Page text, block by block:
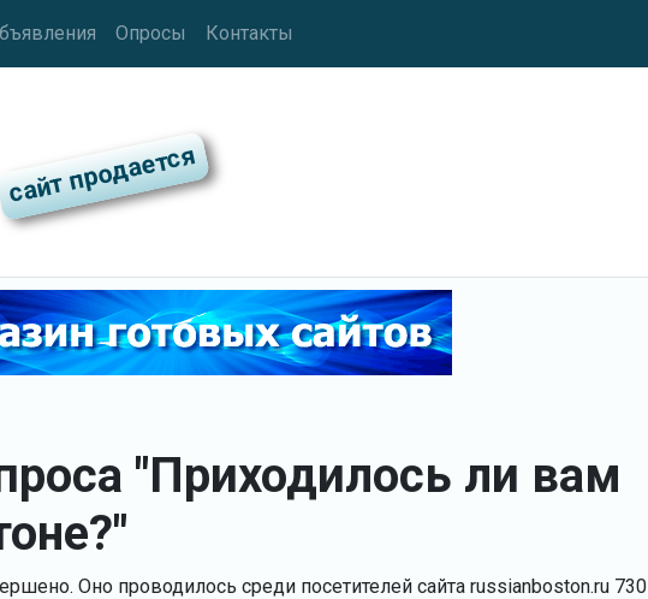
Опросы Контакты
"Приходилось ли вам
Оно проводилось среди посетителей сайта russianboston.ru 730